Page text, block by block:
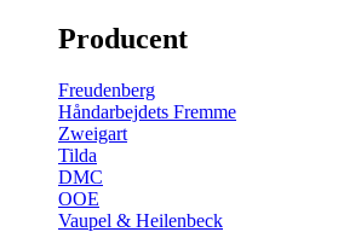
Producent
Freudenberg
Håndarbejdets Fremme
Zweigart
Tilda
DMC
OOE
Vaupel & Heilenbeck